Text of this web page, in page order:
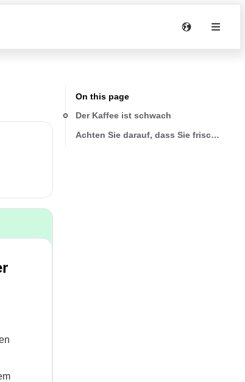
On this page
Der Kaffee ist schwach
Achten Sie darauf, dass Sie frische